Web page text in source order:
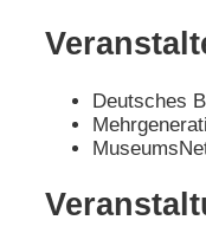
Deutsches